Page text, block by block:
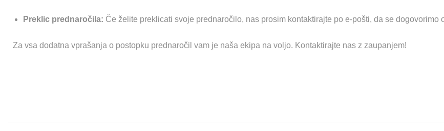
Preklic prednaročila: Če želite preklicati svoje prednaročilo, nas prosim kontaktirajte po e-pošti, da se dogovorimo
Za vsa dodatna vprašanja o postopku prednaročil vam je naša ekipa na voljo. Kontaktirajte nas z zaupanjem!